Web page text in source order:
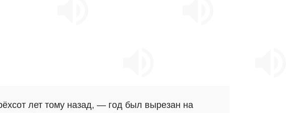
лет тому назад, — год был вырезан на